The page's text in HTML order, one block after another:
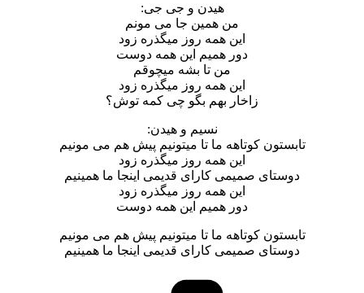
هیدن و جی جی:
من همین جا می مونم
این همه روز میگذره زود
دور همیم این همه دوست
من تا بشه میچوقم
این همه روز میگذره زود
زاخار بهم بگو چی کمه توش؟
نسیم و هیدن:
تابستون کوتاهه ما تا میتونیم پیش هم می مونیم
این همه روز میگذره زود
دوستای صمیمی کارای قدیمی اینجا ما همینیم
این همه روز میگذره زود
دور همیم این همه دوست
تابستون کوتاهه ما تا میتونیم پیش هم می مونیم
دوستای صمیمی کارای قدیمی اینجا ما همینیم